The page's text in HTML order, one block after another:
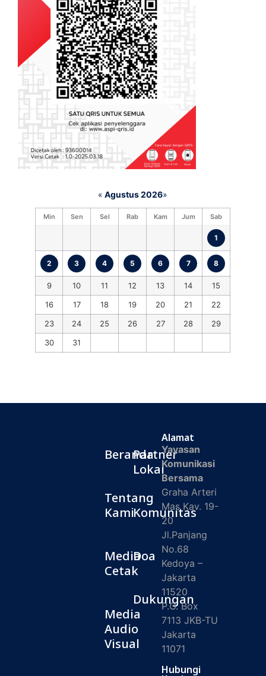
« Agustus 2026»
Min Sen Sel Rab Kam Jum Sab
1
2 3 4 5 6 7 8
9 10 11 12 13 14
15
16
17 18 19 20 21
22
23
24 25 26 27 28
29
30
31
Beranda
Tentang
Kami
Media
Cetak
Media
Audio
Visual
Partner
Lokal
Komunitas
Doa
Dukungan
Alamat
Yayasan
Komunikasi
Bersama
Graha Arteri
Mas Kav. 19-
20
Jl.Panjang
No.68
Kedoya –
Jakarta
11520
P.O. Box
7113 JKB-TU
Jakarta
11071
Hubungi